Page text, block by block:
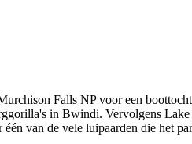
Falls NP voor een
in Bwindi. Vervolgens
van de vele luipaarden die het